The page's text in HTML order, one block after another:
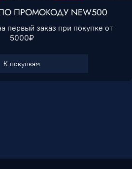
в 1 клик
ПРОМОКОДУ NEW500
первый заказ при покупке от
5000₽
К покупкам